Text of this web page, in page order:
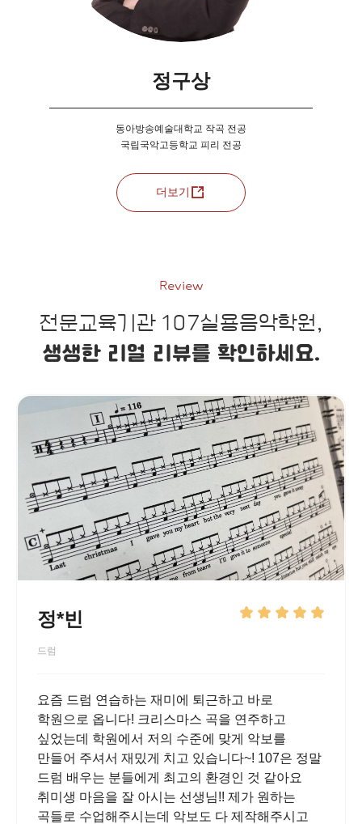
정구상
동아방송예술대학교 작곡 전공
국립국악고등학교 피리 전공
더보기
Review
전문교육기관 107실용음악학원,
생생한 리얼 리뷰를 확인하세요.
정*빈
드럼
요즘 드럼 연습하는 재미에 퇴근하고 바로
학원으로 옵니다! 크리스마스 곡을 연주하고
싶었는데 학원에서 저의 수준에 맞게 악보를
만들어 주셔서 재밌게 치고 있습니다~! 107은 정말
드럼 배우는 분들에게 최고의 환경인 것 같아요
취미생 마음을 잘 아시는 선생님!! 제가 원하는
곡들로 수업해주시는데 악보도 다 제작해주시고